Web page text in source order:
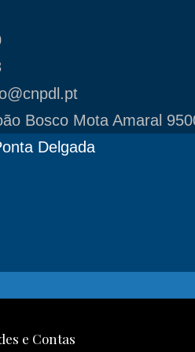
Bosco Mota Amaral
Delgada
e Contas